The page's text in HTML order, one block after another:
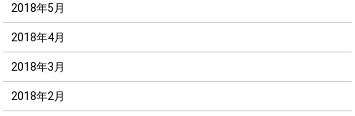
2018年5月
2018年4月
2018年3月
2018年2月